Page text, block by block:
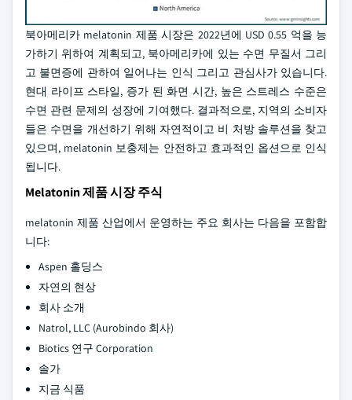
북아메리카 melatonin 제품 시장은 2022년에 USD 0.55 억을 능
가하기 위하여 계획되고, 북아메리카에 있는 수면 무질서 그리
고 불면증에 관하여 일어나는 인식 그리고 관심사가 있습니다.
현대 라이프 스타일, 증가 된 화면 시간, 높은 스트레스 수준은
수면 관련 문제의 성장에 기여했다. 결과적으로, 지역의 소비자
들은 수면을 개선하기 위해 자연적이고 비 처방 솔루션을 찾고
있으며, melatonin 보충제는 안전하고 효과적인 옵션으로 인식
됩니다.
Melatonin 제품 시장 주식
melatonin 제품 산업에서 운영하는 주요 회사는 다음을 포함합
니다:
Aspen 홀딩스
자연의 현상
회사 소개
Natrol, LLC (Aurobindo 회사)
Biotics 연구 Corporation
솔가
지금 식품